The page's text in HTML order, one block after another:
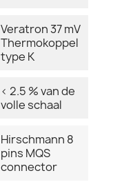
Veratron 37 mV
Thermokoppel
type K
< 2.5 % van de
volle schaal
Hirschmann 8
pins MQS
connector